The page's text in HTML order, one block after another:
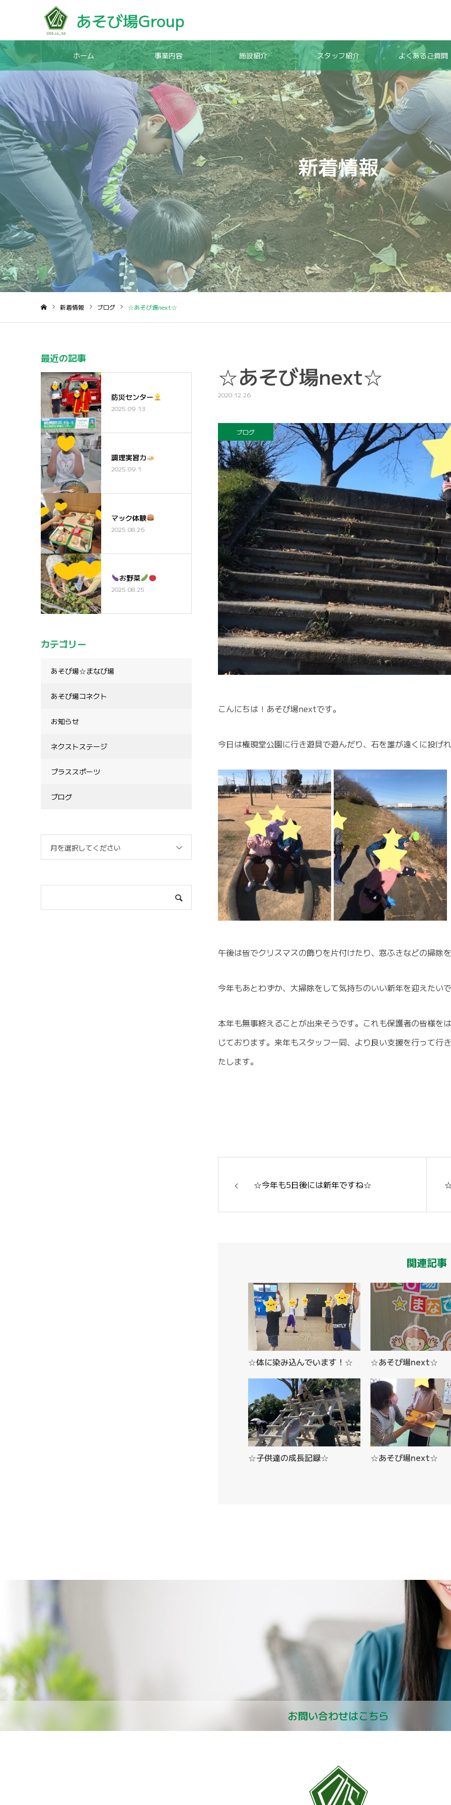
あそび場Group
ホーム 事業内容 施設紹介 スタッフ紹介 よくあるご質問
新着情報
新着情報 ブログ ☆あそび場next☆
☆あそび場next☆
2020.12.26
ブログ
こんにちは！あそび場nextです。
今日は権現堂公園に行き遊具で遊んだり、石を誰が遠くに投げ
午後は皆でクリスマスの飾りを片付けたり、窓ふきなどの掃除
今年もあとわずか、大掃除をして気持ちのいい新年を迎えたい
本年も無事終えることが出来そうです。これも保護者の皆様を
じております。来年もスタッフ一同、より良い支援を行って行
たします。
☆今年も5日後には新年ですね☆
関連記事
☆体に染み込んでいます！☆ ☆あそび場next☆
☆子供達の成長記録☆ ☆あそび場next☆
最近の記事
防災センター
2025.09.13
調理実習カ
2025.09.1
マック体験
2025.08.26
お野菜
2025.08.25
カテゴリー
あそび場☆まなび場
あそび場コネクト
お知らせ
ネクストステージ
プラススポーツ
ブログ
月を選択してください
お問い合わせはこちら